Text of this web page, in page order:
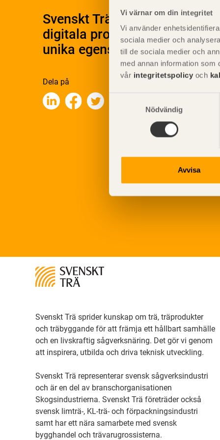
Vi värnar om din integritet
Vi använder
sociala medier och
till de sociala medier och
med annan information som
vår integritetspolicy och
Nödvändig
Avvisa
Svenskt Träs
digitala produktkatalog för
unika egenskaper.
Dela på
Svenskt Trä sprider kunskap om trä, träprodukter
och träbyggande för att främja ett hållbart samhälle
och en livskraftig sågverksnäring. Det gör vi genom
att inspirera, utbilda och driva teknisk utveckling.
Svenskt Trä representerar svensk sågverksindustri
och är en del av branschorganisationen
Skogsindustrierna. Svenskt Trä företräder också
svensk limträ-, KL-trä- och förpackningsindustri
samt har ett nära samarbete med svensk
bygghandel och trävarugrossisterna.